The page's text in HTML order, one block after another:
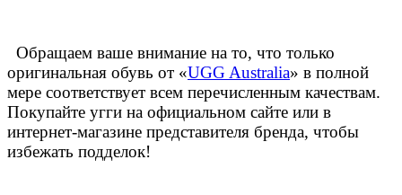
Обращаем ваше внимание на то, что только
оригинальная обувь от «UGG Australia» в полной
мере соответствует всем перечисленным качествам.
Покупайте угги на официальном сайте или в
интернет-магазине представителя бренда, чтобы
избежать подделок!